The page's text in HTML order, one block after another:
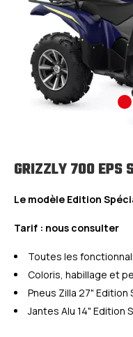
GRIZZLY 700 EPS
Le modèle Edition
Tarif : nous consulter
Toutes les
Coloris, habillage et
Pneus Zilla 27" Edition
Jantes Alu 14" Edition